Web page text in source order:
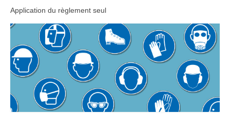
Application du règlement seul